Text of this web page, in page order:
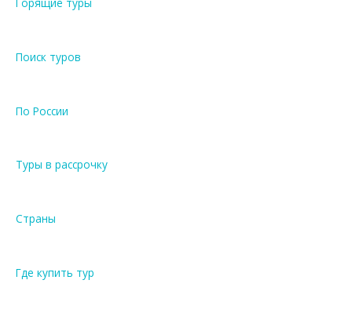
Поиск туров
По России
Туры в рассрочку
Страны
Где купить тур